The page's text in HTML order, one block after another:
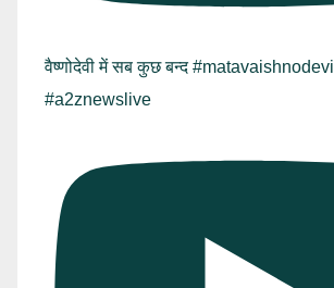
वैष्णोदेवी में सब कुछ बन्द #matavaishnodevi
#a2znewslive